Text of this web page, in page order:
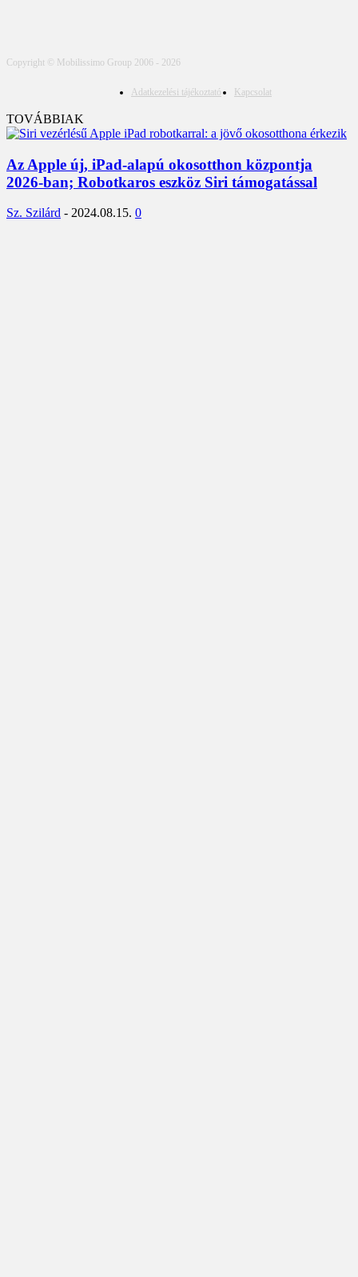
Copyright © Mobilissimo Group 2006 - 2026
Adatkezelési tájékoztató Kapcsolat
TOVÁBBIAK
Az Apple új, iPad-alapú okosotthon központja
2026-ban; Robotkaros eszköz Siri támogatással
Sz. Szilárd - 2024.08.15. 0